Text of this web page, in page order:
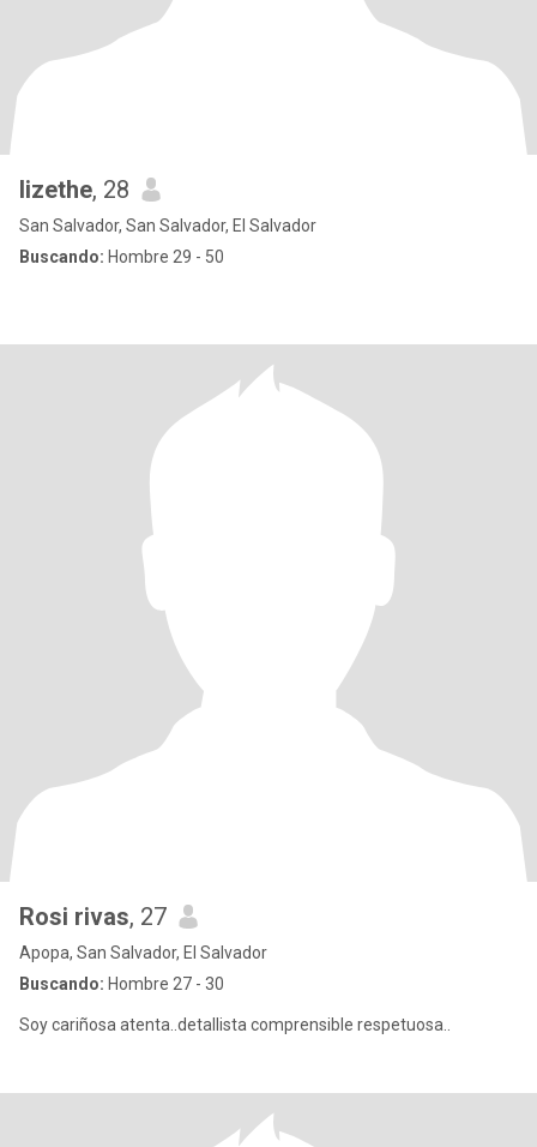
lizethe, 28
San Salvador, San Salvador, El Salvador
Buscando: Hombre 29 - 50
Rosi rivas, 27
Apopa, San Salvador, El Salvador
Buscando: Hombre 27 - 30
Soy cariñosa atenta..detallista comprensible respetuosa..